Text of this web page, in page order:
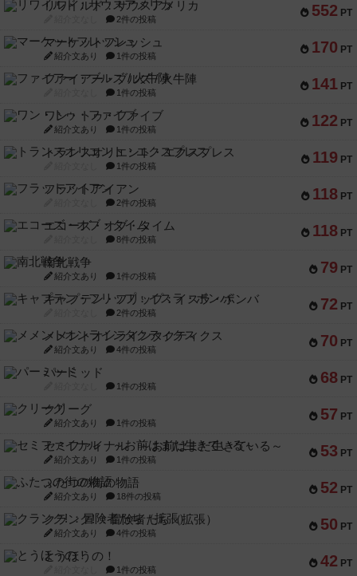
552 PT
リワイルド：サウスアメリカ
2件の投稿
170 PT
マーケットフレッシュ
紹介文あり 1件の投稿
141 PT
ファイアー・ブルズ / 火牛陣
1件の投稿
122 PT
ワン・トゥ・ファイブ
紹介文あり 1件の投稿
119 PT
トランスオリエント・エクスプレス
1件の投稿
118 PT
フラットアイアン
2件の投稿
118 PT
エコーズ・オブ・タイム
8件の投稿
79 PT
南北戦争
紹介文あり 1件の投稿
72 PT
キャプテン・フリップ：イスラ・ボンバ
2件の投稿
70 PT
メメントオンラインタクティクス
紹介文あり 4件の投稿
68 PT
パーミッド
1件の投稿
57 PT
クリーグ
紹介文あり 1件の投稿
53 PT
セミファイナル ～お前はまだ生きている～
紹介文あり 1件の投稿
52 PT
ふたつの街の物語
紹介文あり 18件の投稿
50 PT
クランク! ：冒険者たち（拡張）
紹介文あり 4件の投稿
42 PT
とうほうの！
1件の投稿